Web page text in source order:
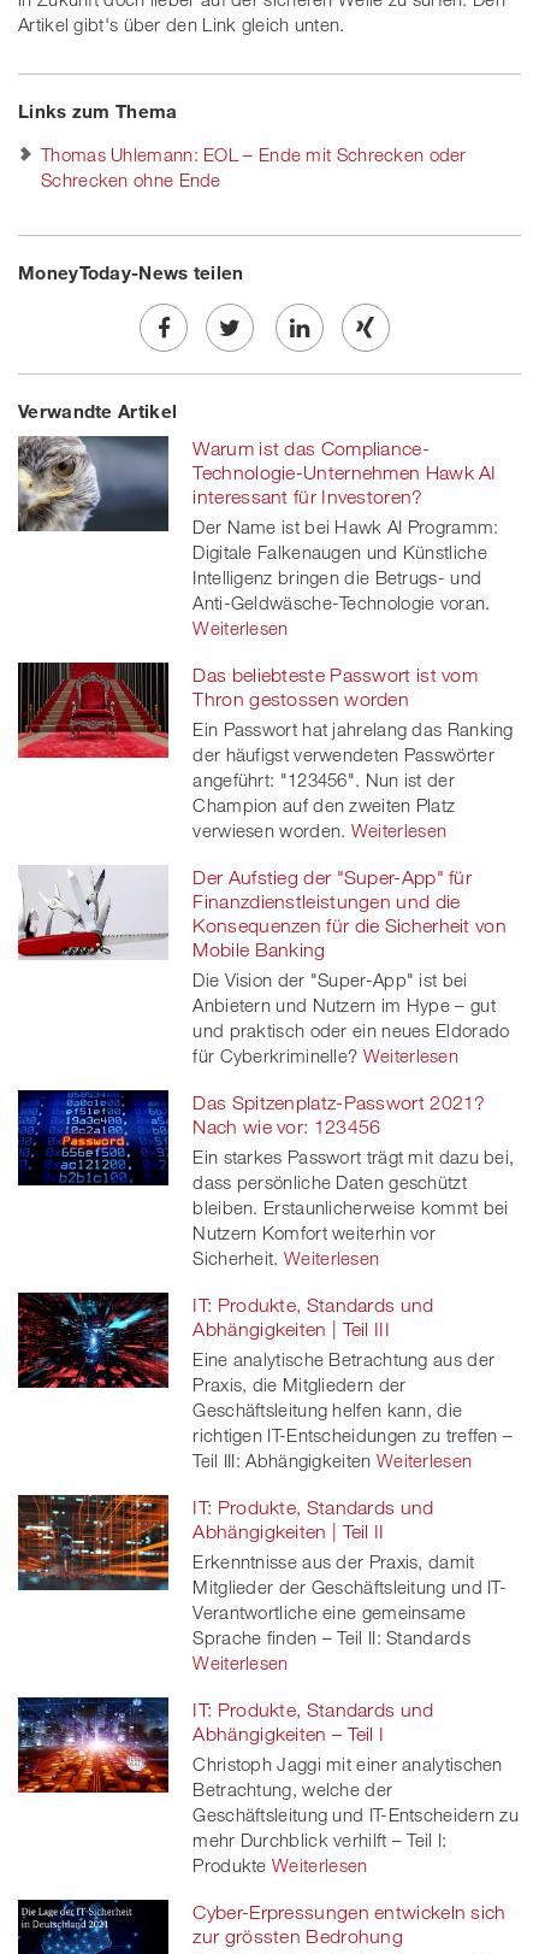
Artikel gibt's über den Link gleich unten.
Links zum Thema
Thomas Uhlemann: EOL – Ende mit Schrecken oder
Schrecken ohne Ende
MoneyToday-News teilen
Share
on
Facebook
Twe
on
twitt
er
Share
linkedin
Share
Xing
Verwandte Artikel
Warum ist das Compliance-
Technologie-Unternehmen Hawk AI
interessant für Investoren?
Der Name ist bei Hawk AI Programm:
Digitale Falkenaugen und Künstliche
Intelligenz bringen die Betrugs- und
Anti-Geldwäsche-Technologie voran.
Weiterlesen
Das beliebteste Passwort ist vom
Thron gestossen worden
Ein Passwort hat jahrelang das Ranking
der häufigst verwendeten Passwörter
angeführt: "123456". Nun ist der
Champion auf den zweiten Platz
verwiesen worden. Weiterlesen
Der Aufstieg der "Super-App" für
Finanzdienstleistungen und die
Konsequenzen für die Sicherheit von
Mobile Banking
Die Vision der "Super-App" ist bei
Anbietern und Nutzern im Hype – gut
und praktisch oder ein neues Eldorado
für Cyberkriminelle? Weiterlesen
Das Spitzenplatz-Passwort 2021?
Nach wie vor: 123456
Ein starkes Passwort trägt mit dazu bei,
dass persönliche Daten geschützt
bleiben. Erstaunlicherweise kommt bei
Nutzern Komfort weiterhin vor
Sicherheit. Weiterlesen
IT: Produkte, Standards und
Abhängigkeiten | Teil III
Eine analytische Betrachtung aus der
Praxis, die Mitgliedern der
Geschäftsleitung helfen kann, die
richtigen IT-Entscheidungen zu treffen –
Teil III: Abhängigkeiten Weiterlesen
IT: Produkte, Standards und
Abhängigkeiten | Teil II
Erkenntnisse aus der Praxis, damit
Mitglieder der Geschäftsleitung und IT-
Verantwortliche eine gemeinsame
Sprache finden – Teil II: Standards
Weiterlesen
IT: Produkte, Standards und
Abhängigkeiten – Teil I
Christoph Jaggi mit einer analytischen
Betrachtung, welche der
Geschäftsleitung und IT-Entscheidern zu
mehr Durchblick verhilft – Teil I:
Produkte Weiterlesen
Cyber-Erpressungen entwickeln sich
zur grössten Bedrohung